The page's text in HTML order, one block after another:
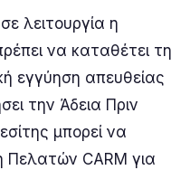
λειτουργία η
να καταθέτει τη
εγγύηση απευθείας
την Άδεια Πριν
μπορεί να
Πελατών CARM για